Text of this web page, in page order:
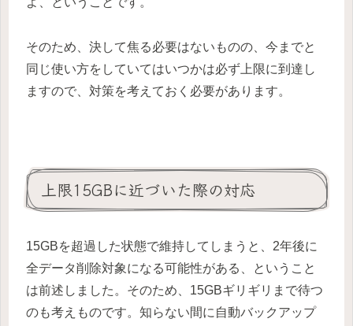
そのため、決して焦る必要はないものの、今までと
同じ使い方をしていてはいつかは必ず上限に到達し
ますので、対策を考えておく必要があります。
上限15GBに近づいた際の対応
15GBを超過した状態で維持してしまうと、2年後に
全データ削除対象になる可能性がある、ということ
は前述しました。そのため、15GBギリギリまで待つ
のも考えものです。知らない間に自動バックアップ